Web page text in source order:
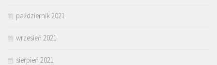
październik 2021
wrzesień 2021
sierpień 2021